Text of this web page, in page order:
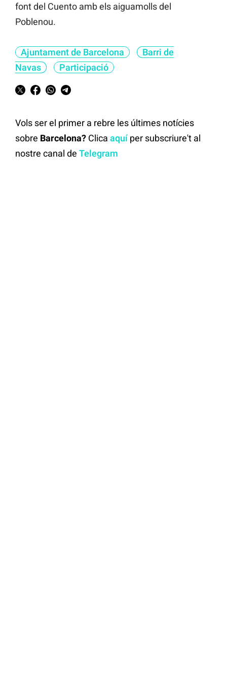
font del Cuento amb els aiguamolls del
Poblenou.
Ajuntament de Barcelona
Barri de
Navas
Participació
Vols ser el primer a rebre les últimes notícies
sobre Barcelona? Clica aquíper subscriure't al
nostre canal de Telegram